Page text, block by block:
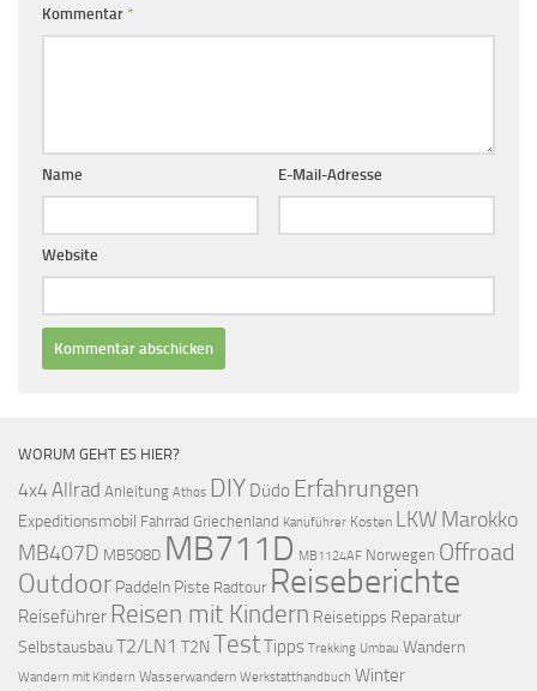
Kommentar *
Name E-Mail-Adresse
Website
WORUM GEHT ES HIER?
4x4Allrad Anleitung Athos DIY Düdo Erfahrungen
Expeditionsmobil Fahrrad Griechenland Kanuführer Kosten LKW Marokko
MB407D MB508D MB711D MB1124AF Norwegen Offroad
Outdoor Paddeln Piste Radtour Reiseberichte
Reiseführer Reisen mit Kindern Reisetipps Reparatur
SelbstausbauT2/LN1 T2N TestTipps Trekking Umbau Wandern
Wandern mit Kindern Wasserwandern Werkstatthandbuch Winter